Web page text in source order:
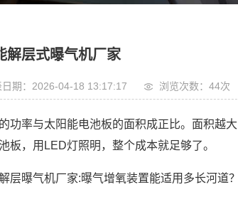
解层式曝气机厂家
日期：2026-04-18 13:17:17 浏览次数：44次
功率与太阳能电池板的面积成正比。面积越
板，用LED灯照明，整个成本就足够了。
层曝气机厂家:曝气增氧装置能适用多长河道？